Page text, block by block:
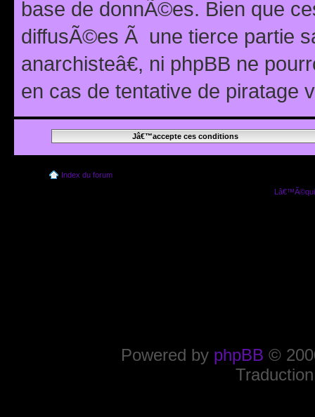
base de donnÃ©es. Bien que
diffusÃ©es Ã une tierce partie
anarchisteâ€, ni phpBB ne
en cas de tentative de piratage
Index du forum
Powered by phpBB ©